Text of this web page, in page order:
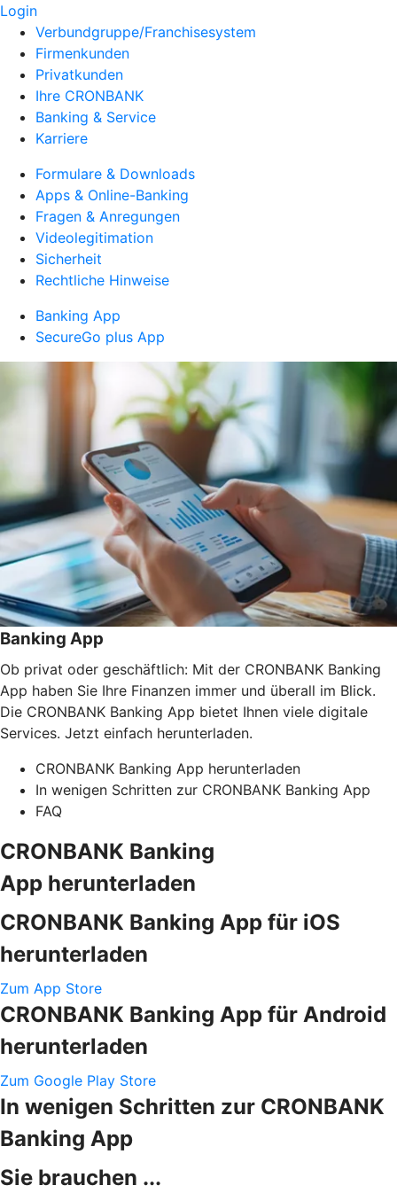
Login
Verbundgruppe/Franchisesystem
Firmenkunden
Privatkunden
Ihre CRONBANK
Banking & Service
Karriere
Formulare & Downloads
Apps & Online-Banking
Fragen & Anregungen
Videolegitimation
Sicherheit
Rechtliche Hinweise
Banking App
SecureGo plus App
Banking App
Ob privat oder geschäftlich: Mit der CRONBANK Banking
App haben Sie Ihre Finanzen immer und überall im Blick.
Die CRONBANK Banking App bietet Ihnen viele digitale
Services. Jetzt einfach herunterladen.
CRONBANK Banking App herunterladen
In wenigen Schritten zur CRONBANK Banking App
FAQ
CRONBANK Banking
App herunterladen
CRONBANK Banking App für iOS
herunterladen
Zum App Store
CRONBANK Banking App für Android
herunterladen
Zum Google Play Store
In wenigen Schritten zur CRONBANK
Banking App
Sie brauchen ...